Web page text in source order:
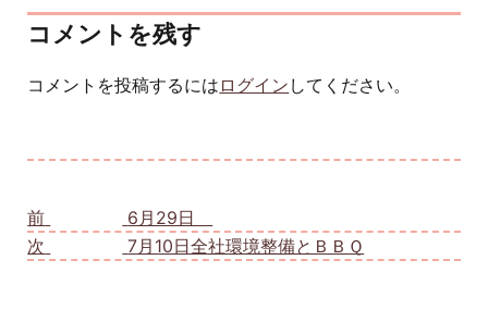
コメントを残す
コメントを投稿するには ログイン してください。
前
6月29日
次
7月10日全社環境整備とＢＢＱ